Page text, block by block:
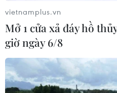
Dịch vụ tin
Liên hệ
Giấy phép số: 1374/GP-BTTTT
vietnamplus.vn
Mở 1 cửa xả đáy hồ
giờ ngày 6/8